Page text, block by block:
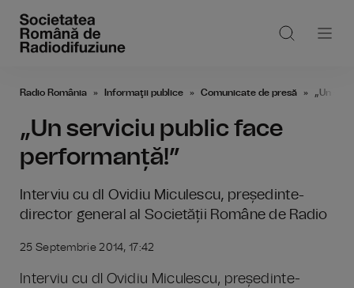
Radio România Informaţii publice Comunicate de presă „Un
„Un serviciu public face
performanță!”
Interviu cu dl Ovidiu Miculescu, președinte-
director general al Societății Române de Radio
25 Septembrie 2014, 17:42
Interviu cu dl Ovidiu Miculescu, președinte-